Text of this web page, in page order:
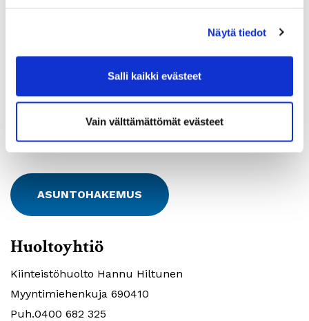
Näytä tiedot
Salli kaikki evästeet
Vain välttämättömät evästeet
ASUNTOHAKEMUS
Huoltoyhtiö
Kiinteistöhuolto Hannu Hiltunen
Myyntimiehenkuja 690410
Puh.0400 682 325